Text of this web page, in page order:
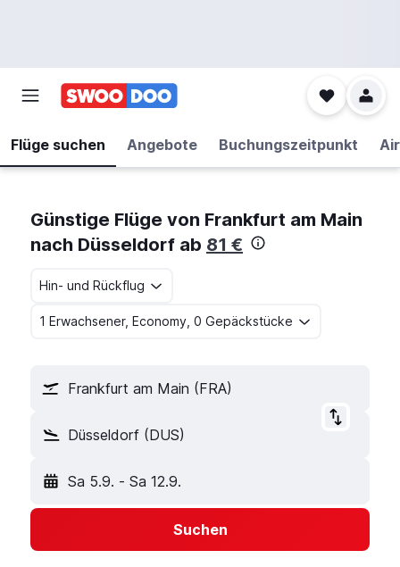
Flüge suchen Angebote Buchungszeitpunkt
Günstige Flüge von Frankfurt am Main
nach Düsseldorf ab 81 €
Hin- und Rückflug
1 Erwachsener, Economy, 0 Gepäckstücke
Frankfurt am Main (FRA)
Düsseldorf (DUS)
Sa 5.9. - Sa 12.9.
Suchen